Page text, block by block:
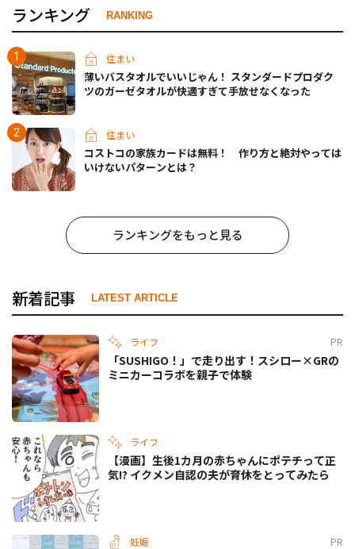
ランキング RANKING
住まい
薄いバスタオルでいいじゃん！ スタンダードプロダク
ツのガーゼタオルが快適すぎて手放せなくなった
住まい
コストコの家族カードは無料！ 作り方と絶対やっては
いけないパターンとは？
ランキングをもっと見る
新着記事 LATEST ARTICLE
ライフ PR
「SUSHIGO！」で走り出す！スシロー×GRの
ミニカーコラボを親子で体験
ライフ
【漫画】生後1カ月の赤ちゃんにポテチって正
気!? イクメン自認の夫が育休をとってみたら
妊娠 PR